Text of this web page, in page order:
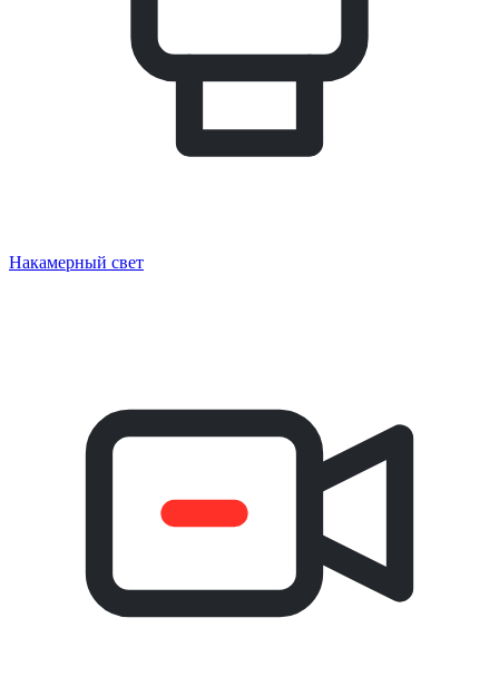
Накамерный свет